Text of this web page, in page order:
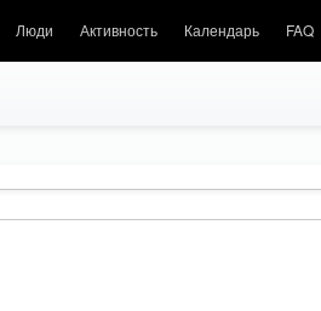
Люди Активность Календарь FAQ